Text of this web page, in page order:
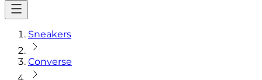
Sneakers
Converse